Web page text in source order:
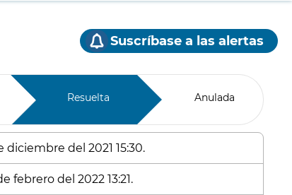
Suscríbase a las alertas
Resuelta Anulada
del 2021 15:30.
febrero del 2022 13:21.